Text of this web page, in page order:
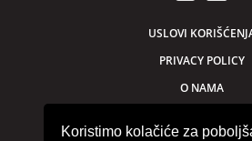
Koristimo kolačiće za
USLOVI
PRIVACY POLICY
O NAMA